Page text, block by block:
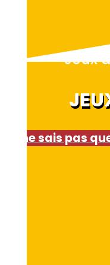
Jeux
Je ne sais pas